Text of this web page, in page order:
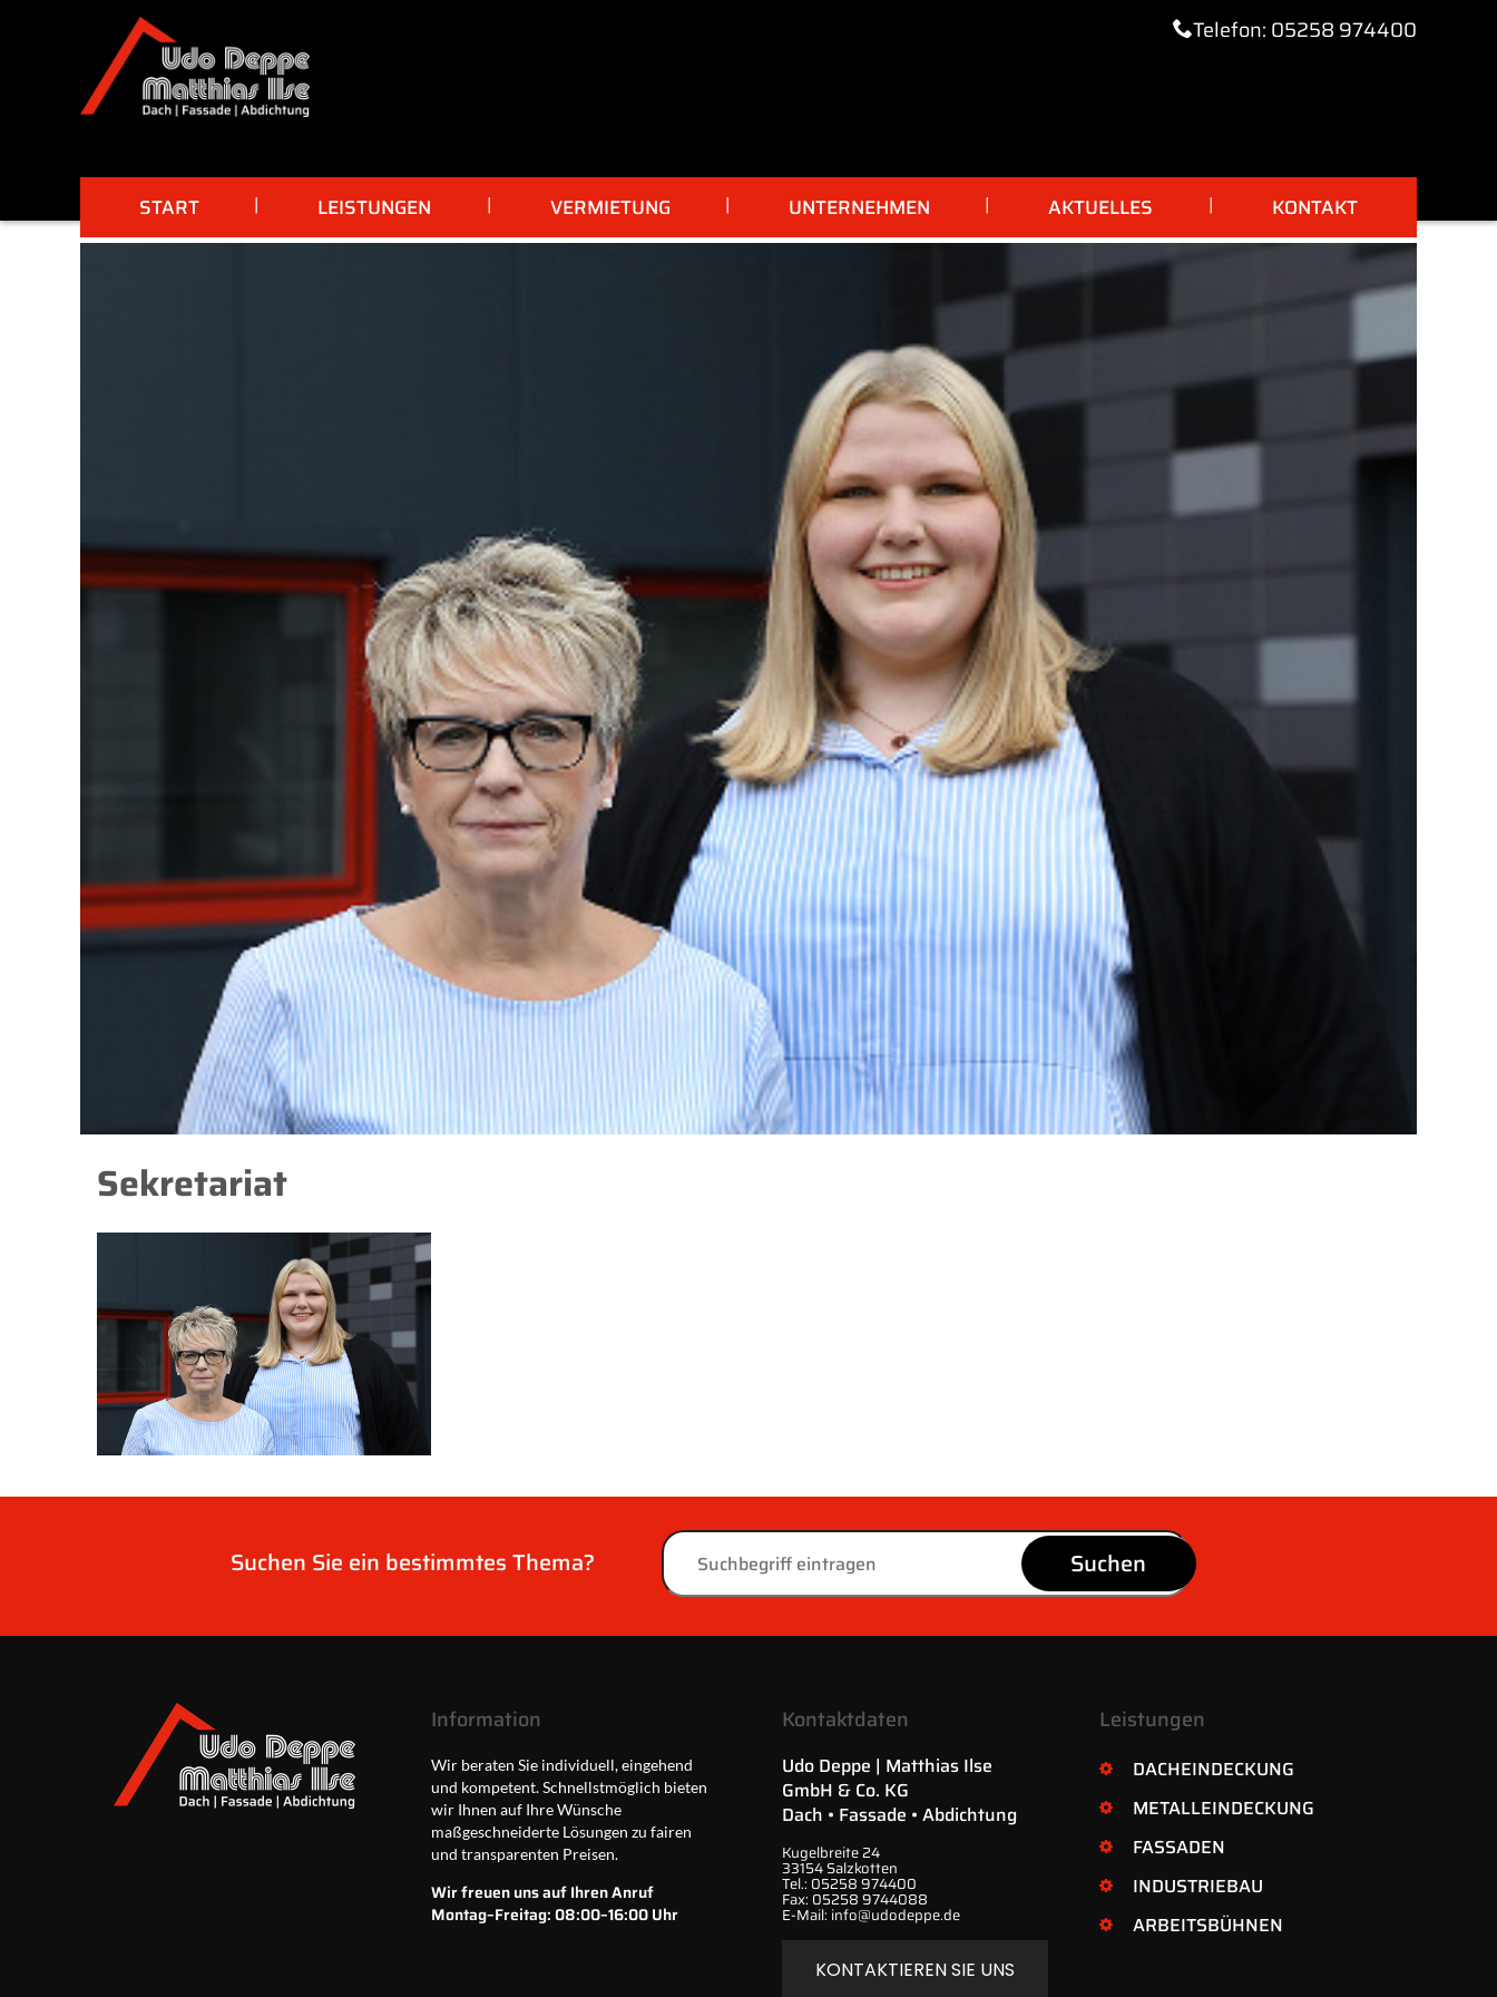
Telefon: 05258 974400
START LEISTUNGEN VERMIETUNG UNTERNEHMEN AKTUELLES KONTAKT
Sekretariat
Suchen Sie ein bestimmtes Thema? Suchen
Information
Wir beraten Sie individuell, eingehend
und kompetent. Schnellstmöglich bieten
wir Ihnen auf Ihre Wünsche
maßgeschneiderte Lösungen zu fairen
und transparenten Preisen.
Wir freuen uns auf Ihren Anruf
Montag–Freitag: 08:00–16:00 Uhr
Kontaktdaten
Udo Deppe | Matthias Ilse
GmbH & Co. KG
Dach • Fassade • Abdichtung
Kugelbreite 24
33154 Salzkotten
Tel.: 05258 974400
Fax: 05258 9744088
E-Mail: info@udodeppe.de
KONTAKTIEREN SIE UNS
Leistungen
DACHEINDECKUNG
METALLEINDECKUNG
FASSADEN
INDUSTRIEBAU
ARBEITSBÜHNEN